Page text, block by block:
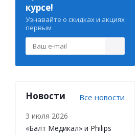
курсе!
Узнавайте о скидках и акциях
первым
Новости Все новости
3 июля 2026
«Балт Медикал» и Philips